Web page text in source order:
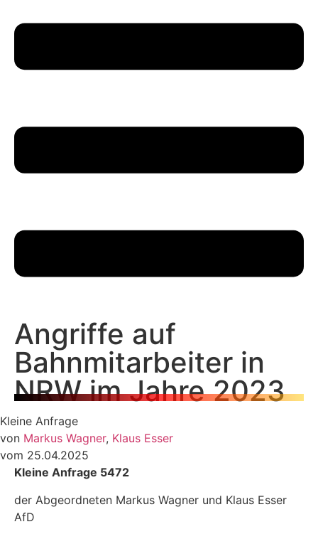
Angriffe auf
Bahnmitarbeiter in
NRW im Jahre 2023
Kleine Anfrage
von Markus Wagner, Klaus Esser
vom 25.04.2025
Kleine Anfrage 5472
der Abgeordneten Markus Wagner und Klaus Esser
AfD